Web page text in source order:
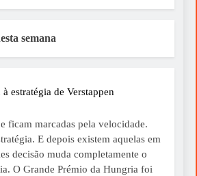
semana
estratégia de Verstappen
ficam marcadas pela velocidade.
E depois existem aquelas em
decisão muda completamente o
O Grande Prémio da Hungria foi